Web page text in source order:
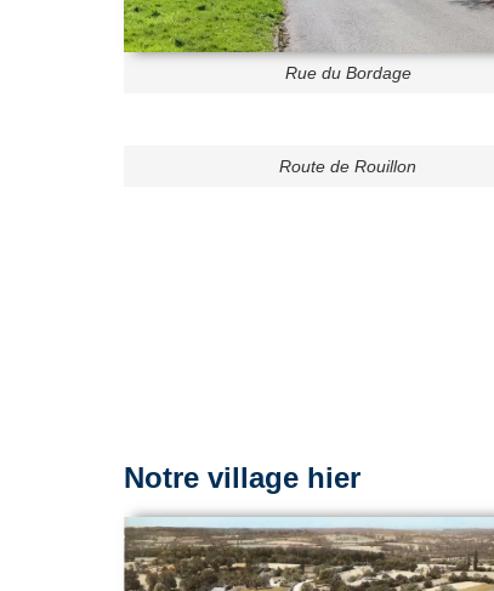
Rue du Bordage
Route de Rouillon
Notre village hier